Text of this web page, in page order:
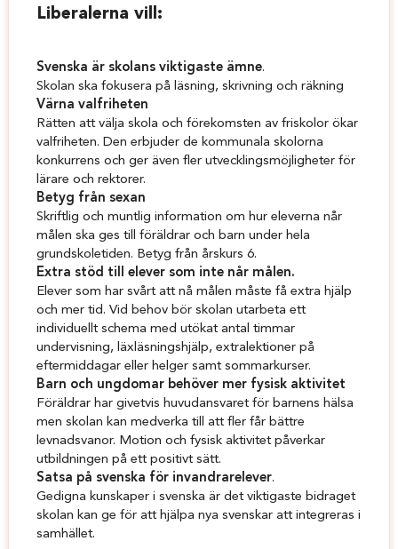
Liberalerna vill:
Svenska är skolans viktigaste ämne.
Skolan ska fokusera på läsning, skrivning och räkning
Värna valfriheten
Rätten att välja skola och förekomsten av friskolor ökar
valfriheten. Den erbjuder de kommunala skolorna
konkurrens och ger även fler utvecklingsmöjligheter för
lärare och rektorer.
Betyg från sexan
Skriftlig och muntlig information om hur eleverna når
målen ska ges till föräldrar och barn under hela
grundskoletiden. Betyg från årskurs 6.
Extra stöd till elever som inte når målen.
Elever som har svårt att nå målen måste få extra hjälp
och mer tid. Vid behov bör skolan utarbeta ett
individuellt schema med utökat antal timmar
undervisning, läxläsningshjälp, extralektioner på
eftermiddagar eller helger samt sommarkurser.
Barn och ungdomar behöver mer fysisk aktivitet
Föräldrar har givetvis huvudansvaret för barnens hälsa
men skolan kan medverka till att fler får bättre
levnadsvanor. Motion och fysisk aktivitet påverkar
utbildningen på ett positivt sätt.
Satsa på svenska för invandrarelever.
Gedigna kunskaper i svenska är det viktigaste bidraget
skolan kan ge för att hjälpa nya svenskar att integreras i
samhället.